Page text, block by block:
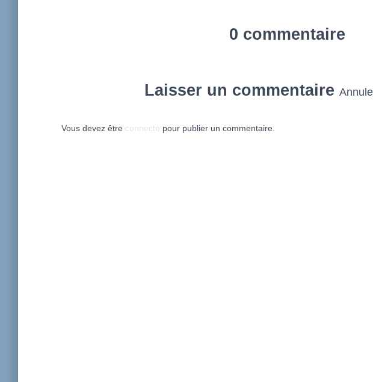
0 commentaire
Laisser un commentaire
Vous devez être connecté pour publier un commentaire.